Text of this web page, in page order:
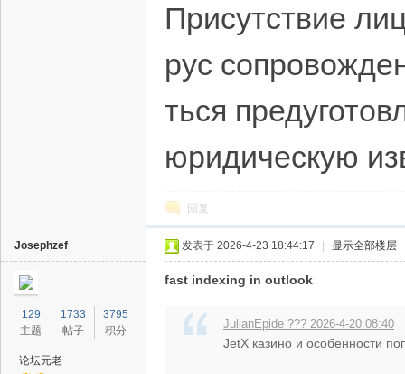
Присутствие
рус
ться
юридическую
回复
Josephzef
129
主题
1733
帖子
3795
积分
论坛元老
发表于 2026-4-23 18:44:17 显示全部楼层
fast indexing in outlook
JulianEpide ??? 2026-4-20 08:40
JetX казино и особенности